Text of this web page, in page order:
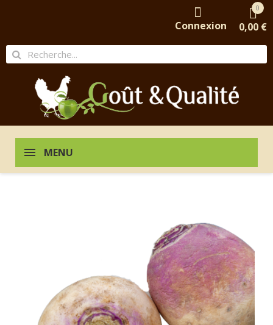
Connexion
0
0,00 €
MENU